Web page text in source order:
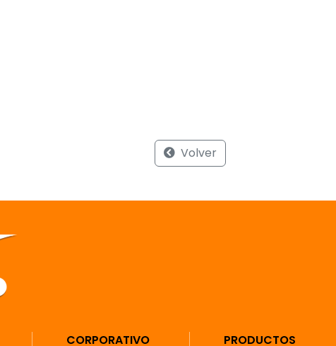
Volver
CORPORATIVO PRODUCTOS